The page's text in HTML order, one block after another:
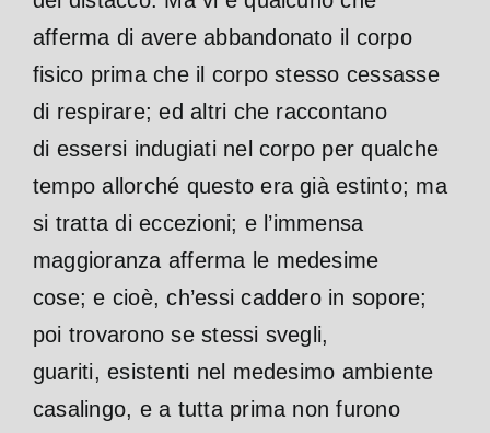
afferma di avere abbandonato il corpo
fisico prima che il corpo stesso cessasse
di respirare; ed altri che raccontano
di essersi indugiati nel corpo per qualche
tempo allorché questo era già estinto; ma
si tratta di eccezioni; e l’immensa
maggioranza afferma le medesime
cose; e cioè, ch’essi caddero in sopore;
poi trovarono se stessi svegli,
guariti, esistenti nel medesimo ambiente
casalingo, e a tutta prima non furono